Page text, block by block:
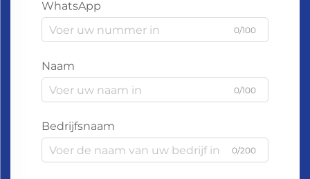
WhatsApp
0/100
Naam
0/100
Bedrijfsnaam
0/200